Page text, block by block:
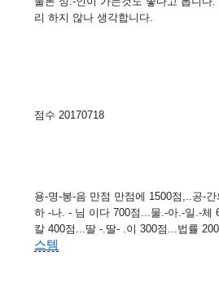
리 하지 않나 생각합니다.
점수 20170718
용-명-봉-음 만점 만점에 1500점,..공-
하 -나. - 님 이다 700점...물.-아.-일.-체
칼 400점...딸 -.딸- .이 300점...법률
스템